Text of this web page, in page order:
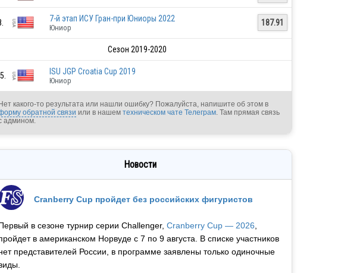
USA
7-й этап ИСУ Гран-при Юниоры 2022
Юниор
187.91
Сезон 2019-2020
ISU JGP Croatia Cup 2019
Юниор
какого-то результата или нашли ошибку? Пожалуйста, напишите об этом в
обратной связи или в нашем техническом чате Телеграм. Там прямая связь
админом.
Новости
Cranberry Cup пройдет без российских фигуристов
в сезоне турнир серии Challenger, Cranberry Cup — 2026
в американском Норвуде с 7 по 9 августа. В списке участников
представителей России, в программе заявлены только одиночные